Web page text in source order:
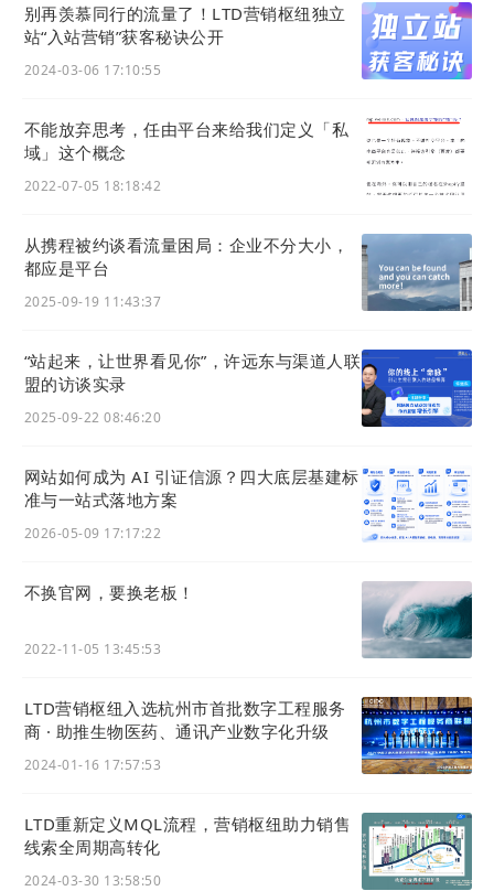
第三步：发布小程序
方的路径重新生成并发布即可：
操作路径:官微中心 - 商城 - 设置 - 微信小程序
输入必填参数，单击 生成微信小程序，拿到小程序包
2) 增加小程序备案号展示
在官微中心设置小程序备案号后，即可在小程序界面
上进行展示。备案号展示令你的小程序更合规、更加
令用户放心。
别再羡慕同行的流量了！LTD营销枢纽独立
站“入站营销”获客秘诀公开
2024-03-06 17:10:55
不能放弃思考，任由平台来给我们定义「私
域」这个概念
2022-07-05 18:18:42
从携程被约谈看流量困局：企业不分大小，
都应是平台
2025-09-19 11:43:37
“站起来，让世界看见你”，许远东与渠道人联
盟的访谈实录
2025-09-22 08:46:20
网站如何成为 AI 引证信源？四大底层基建标
准与一站式落地方案
2026-05-09 17:17:22
不换官网，要换老板！
2022-11-05 13:45:53
LTD营销枢纽入选杭州市首批数字工程服务
商 · 助推生物医药、通讯产业数字化升级
2024-01-16 17:57:53
LTD重新定义MQL流程，营销枢纽助力销售
线索全周期高转化
2024-03-30 13:58:50